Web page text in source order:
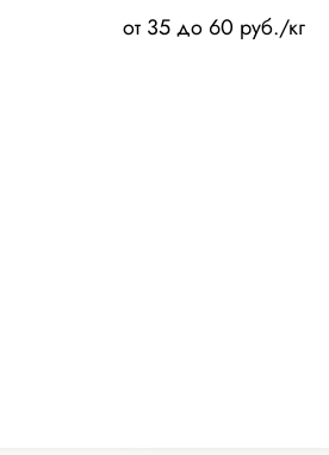
от 35 до 60 руб./кг